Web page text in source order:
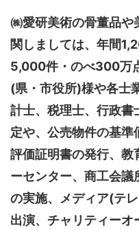
㈱愛研美術の骨董品や
関しましては、 年間
5,000件・のべ300万
(県・市役所)様や各士
計士、税理士、行政
定や、公売物件の基
評価証明書の発行、教
ーセンター、商工会
の実施、メディア(テ
出演、チャリティー